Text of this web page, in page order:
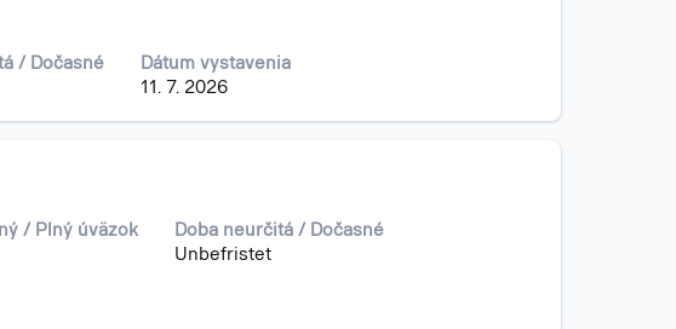
/ Dočasné
Dátum vystavenia
11. 7. 2026
/ Plný úväzok
Doba neurčitá / Dočasné
Unbefristet